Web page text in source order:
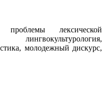
проблемы лексической
молодежный дискурс,